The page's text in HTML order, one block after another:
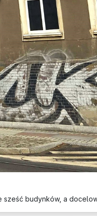
sześć budynków, a